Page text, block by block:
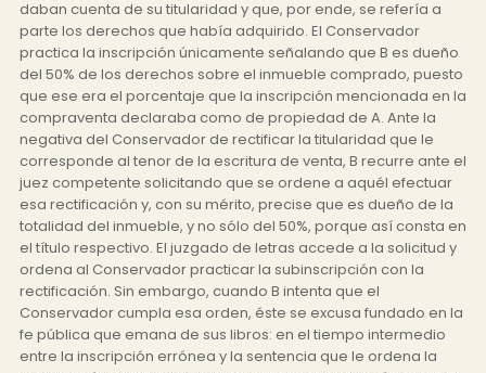
daban cuenta de su titularidad y que, por ende, se refería a
parte los derechos que había adquirido. El Conservador
practica la inscripción únicamente señalando que B es dueño
del 50% de los derechos sobre el inmueble comprado, puesto
que ese era el porcentaje que la inscripción mencionada en la
compraventa declaraba como de propiedad de A. Ante la
negativa del Conservador de rectificar la titularidad que le
corresponde al tenor de la escritura de venta, B recurre ante el
juez competente solicitando que se ordene a aquél efectuar
esa rectificación y, con su mérito, precise que es dueño de la
totalidad del inmueble, y no sólo del 50%, porque así consta en
el título respectivo. El juzgado de letras accede a la solicitud y
ordena al Conservador practicar la subinscripción con la
rectificación. Sin embargo, cuando B intenta que el
Conservador cumpla esa orden, éste se excusa fundado en la
fe pública que emana de sus libros: en el tiempo intermedio
entre la inscripción errónea y la sentencia que le ordena la